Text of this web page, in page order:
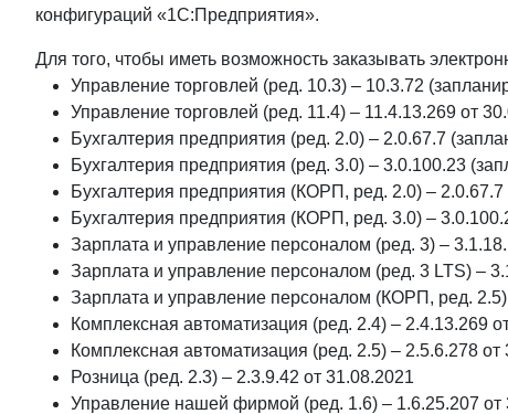
конфигураций «1С:Предприятия».
Для того, чтобы иметь возможность заказывать
Управление торговлей (ред. 10.3) – 10.3.72
Управление торговлей (ред. 11.4) – 11.4.13.269 от
Бухгалтерия предприятия (ред. 2.0) – 2.0.67.7
Бухгалтерия предприятия (ред. 3.0) – 3.0.100.23
Бухгалтерия предприятия (КОРП, ред. 2.0) –
Бухгалтерия предприятия (КОРП, ред. 3.0) –
Зарплата и управление персоналом (ред. 3) –
Зарплата и управление персоналом (ред. 3 LTS) –
Зарплата и управление персоналом (КОРП, ред.
Комплексная автоматизация (ред. 2.4) – 2.4.13.269
Комплексная автоматизация (ред. 2.5) – 2.5.6.278 от
Розница (ред. 2.3) – 2.3.9.42 от 31.08.2021
Управление нашей фирмой (ред. 1.6) – 1.6.25.207 от